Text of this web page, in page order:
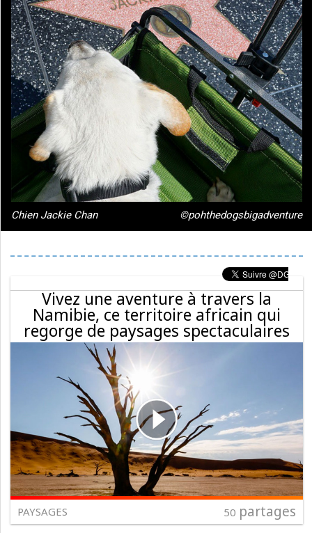
Chien Jackie Chan ©pohthedogsbigadventure
Vivez une aventure à travers la
Namibie, ce territoire africain qui
regorge de paysages spectaculaires
PAYSAGES 50 partages